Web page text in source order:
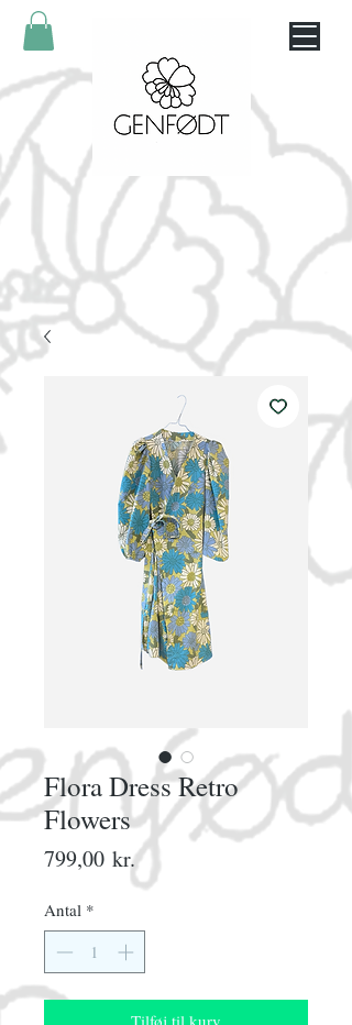
Flora Dress Retro
Flowers
799,00 kr.Pris
Antal *
Tilføj til kurv